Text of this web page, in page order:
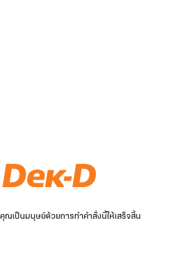
ณเป็นมนุษย์ด้วยการทำคำสั่งนี้ให้เสร็จสิ้น